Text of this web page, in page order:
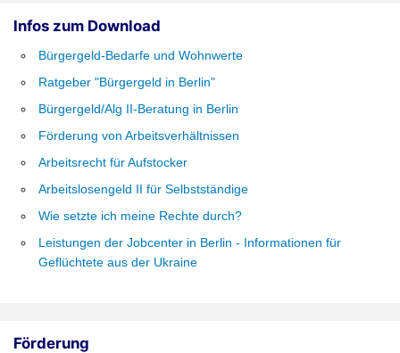
Infos zum Download
Bürgergeld-Bedarfe und Wohnwerte
Ratgeber "Bürgergeld in Berlin"
Bürgergeld/Alg II-Beratung in Berlin
Förderung von Arbeitsverhältnissen
Arbeitsrecht für Aufstocker
Arbeitslosengeld II für Selbstständige
Wie setzte ich meine Rechte durch?
Leistungen der Jobcenter in Berlin - Informationen für
Geflüchtete aus der Ukraine
Förderung